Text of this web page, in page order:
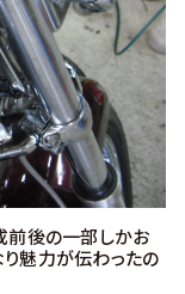
前後の一部しかお
り魅力が伝わったの